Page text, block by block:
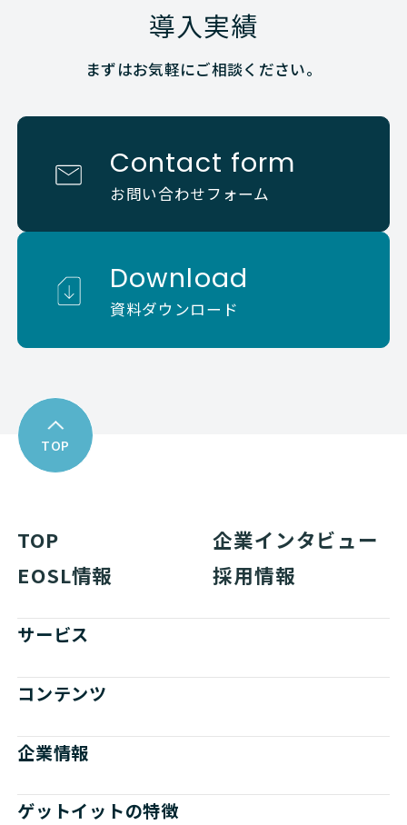
導入実績
まずはお気軽にご相談ください。
Contact form
お問い合わせフォーム
Download
資料ダウンロード
TOP
TOP
企業インタビュー
EOSL情報
採用情報
サービス
コンテンツ
企業情報
ゲットイットの特徴